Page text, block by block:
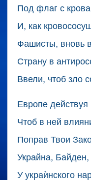
Под флаг с
И, как
Фашисты, вновь
Страну в
Ввели, чтоб зло
Европе действуя
Чтоб в ней
Поправ Твои
Украйна,
У украѝнского